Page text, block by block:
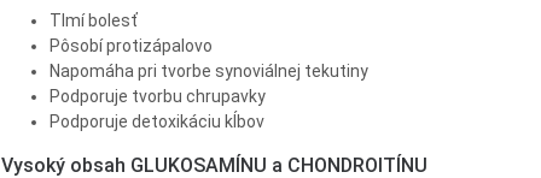
Tlmí bolesť
Pôsobí protizápalovo
Napomáha pri tvorbe synoviálnej tekutiny
Podporuje tvorbu chrupavky
Podporuje detoxikáciu kĺbov
Vysoký obsah GLUKOSAMÍNU a CHONDROITÍNU